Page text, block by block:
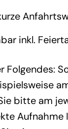
inkl.
Folgendes:
bitte am